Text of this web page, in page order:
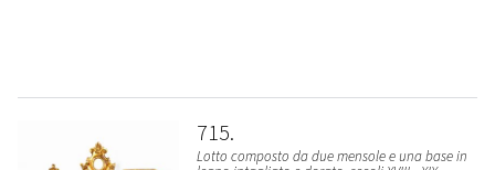
715
Lotto composto da due mensole e una base in